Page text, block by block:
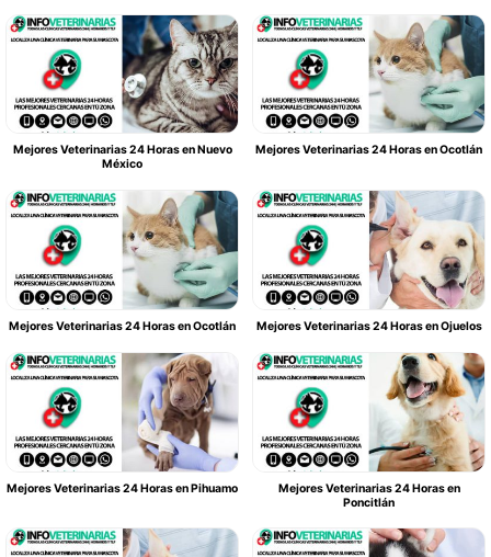
Mejores Veterinarias 24 Horas en Nuevo
México
Mejores Veterinarias 24 Horas en Ocotlán
Mejores Veterinarias 24 Horas en Ocotlán Mejores Veterinarias 24 Horas en Ojuelos
Mejores Veterinarias 24 Horas en Pihuamo
Mejores Veterinarias 24 Horas en
Poncitlán